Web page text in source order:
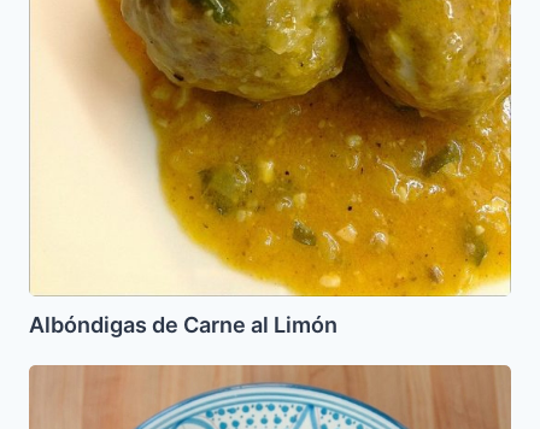
Albóndigas de Carne al Limón